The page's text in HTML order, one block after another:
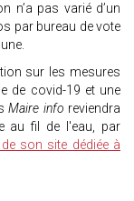
n’a pas varié d’un
par bureau de vote
sur les mesures
de covid-19 et une
Maire info reviendra
au fil de l'eau, par
de son site dédiée à